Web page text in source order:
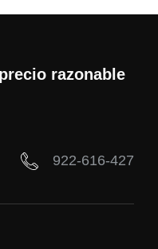
razonable
922-616-427